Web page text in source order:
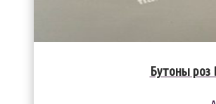
Бутоны роз